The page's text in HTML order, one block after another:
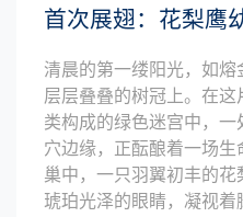
首次展翅：花梨鹰
清晨的第一缕阳光，如
层层叠叠的树冠上。在
类构成的绿色迷宫中，
穴边缘，正酝酿着一场生
巢中，一只羽翼初丰的
琥珀光泽的眼睛，凝视着